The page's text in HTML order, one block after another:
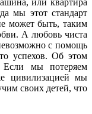
мы этот стандарт
может быть, таким
А любовь чиста
с помощь
успехов. Об этом
Если мы потеряем
цивилизацией мы
своих детей, что